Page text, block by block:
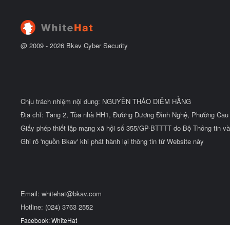
u
@ 2009 - 2026 Bkav Cyber Security
Chịu trách nhiệm nội dung: NGUYỄN THẢO DIỄM HẰNG
Địa chỉ: Tầng 2, Tòa nhà HH1, Đường Dương Đình Nghệ, Phường
Giấy phép thiết lập mạng xã hội số 355/GP-BTTTT do Bộ Thông tin
Ghi rõ 'nguồn Bkav' khi phát hành lại thông tin từ Website này
Email: whitehat@bkav.com
Hotline: (024) 3763 2552
Facebook: WhiteHat